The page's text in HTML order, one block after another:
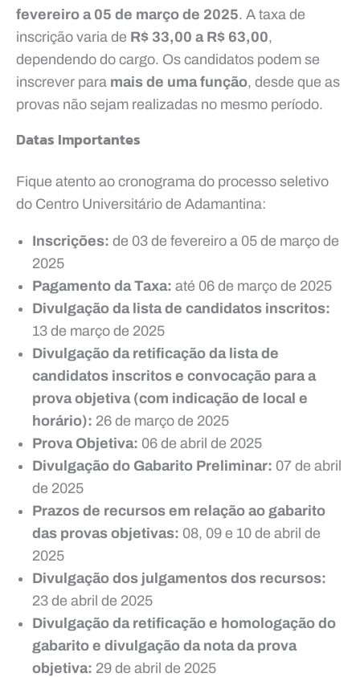
fevereiro a 05 de março de 2025. A taxa de
inscrição varia de R$ 33,00 a R$ 63,00,
dependendo do cargo. Os candidatos podem se
inscrever para mais de uma função, desde que as
provas não sejam realizadas no mesmo período.
Datas Importantes
Fique atento ao cronograma do processo seletivo
do Centro Universitário de Adamantina:
Inscrições: de 03 de fevereiro a 05 de março de
2025
Pagamento da Taxa: até 06 de março de 2025
Divulgação da lista de candidatos inscritos:
13 de março de 2025
Divulgação da retificação da lista de
candidatos inscritos e convocação para a
prova objetiva (com indicação de local e
horário): 26 de março de 2025
Prova Objetiva: 06 de abril de 2025
Divulgação do Gabarito Preliminar: 07 de abril
de 2025
Prazos de recursos em relação ao gabarito
das provas objetivas: 08, 09 e 10 de abril de
2025
Divulgação dos julgamentos dos recursos:
23 de abril de 2025
Divulgação da retificação e homologação do
gabarito e divulgação da nota da prova
objetiva: 29 de abril de 2025